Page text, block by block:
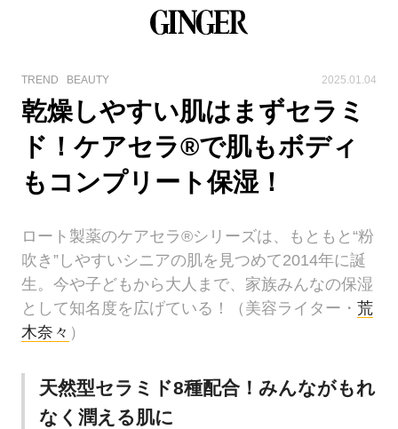
TREND BEAUTY 2025.01.04
乾燥しやすい肌はまずセラミ
ド！ケアセラ®で肌もボディ
もコンプリート保湿！
ロート製薬のケアセラ®シリーズは、もともと“粉
吹き”しやすいシニアの肌を見つめて2014年に誕
生。今や子どもから大人まで、家族みんなの保湿
として知名度を広げている！（美容ライター・荒
木奈々 ）
天然型セラミド8種配合！みんながもれ
なく潤える肌に